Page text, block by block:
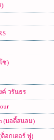
ซ)
ค์ วรันธร
(บอดี้สแลม)
ด็อกเตอร์ ฟู)